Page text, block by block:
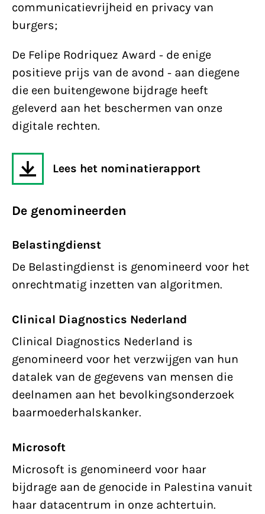
communicatievrijheid en privacy van
burgers;
De Felipe Rodriquez Award - de enige
positieve prijs van de avond - aan diegene
die een buitengewone bijdrage heeft
geleverd aan het beschermen van onze
digitale rechten.
Lees het nominatierapport
De genomineerden
Belastingdienst
De Belastingdienst is genomineerd voor het
onrechtmatig inzetten van algoritmen.
Clinical Diagnostics Nederland
Clinical Diagnostics Nederland is
genomineerd voor het verzwijgen van hun
datalek van de gegevens van mensen die
deelnamen aan het bevolkingsonderzoek
baarmoederhalskanker.
Microsoft
Microsoft is genomineerd voor haar
bijdrage aan de genocide in Palestina vanuit
haar datacentrum in onze achtertuin.